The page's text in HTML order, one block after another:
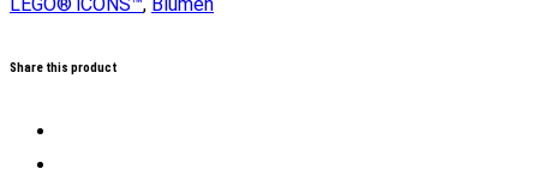
LEGO® iCONS™, Blumen
Share this product